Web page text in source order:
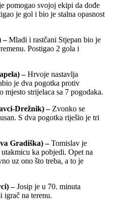
pomogao svojoj ekipi da dođe
je gol i bio je stalna opasnost
–Mladi i rastčani Stjepan bio je
Postigao 2 gola i
–Hrvoje nastavlja
je dva pogotka protiv
strijelaca sa 7 pogodaka.
Drežnik) – Zvonko se
S dva pogotka riješio je tri
Gradiška) –Tomislav je
ka pobjedi. Opet na
uz ono što treba, a to je
–Josip je u 70. minuta
igrač na terenu.